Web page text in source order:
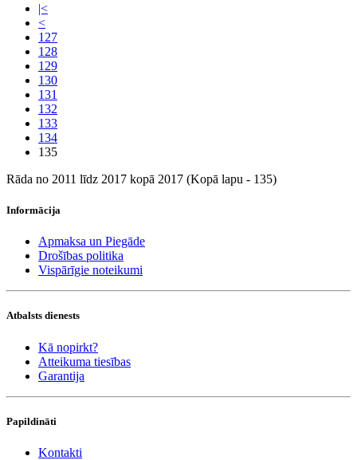
|<
<
127
128
129
130
131
132
133
134
135
Rāda no 2011 līdz 2017 kopā 2017 (Kopā lapu - 135)
Informācija
Apmaksa un Piegāde
Drošības politika
Vispārīgie noteikumi
Atbalsts dienests
Kā nopirkt?
Atteikuma tiesības
Garantija
Papildināti
Kontakti